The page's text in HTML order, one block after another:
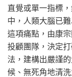
直覺或單一指標
中，人類大腦已
這項痛點，由康
投顧團隊，決定
法，建構出嚴謹
候、無死角地清